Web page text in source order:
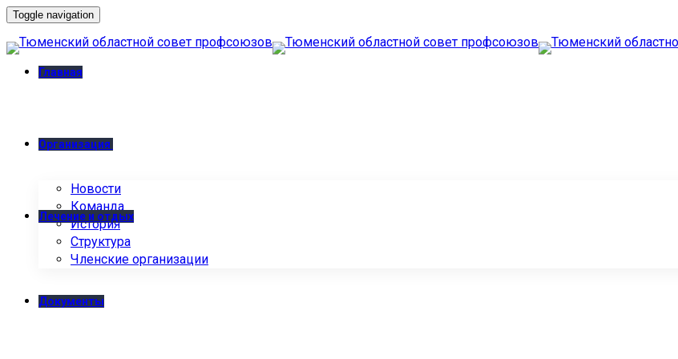
Toggle navigation
Главная
Организация
Новости
Команда
История
Структура
Членские организации
Лечение и отдых
Документы